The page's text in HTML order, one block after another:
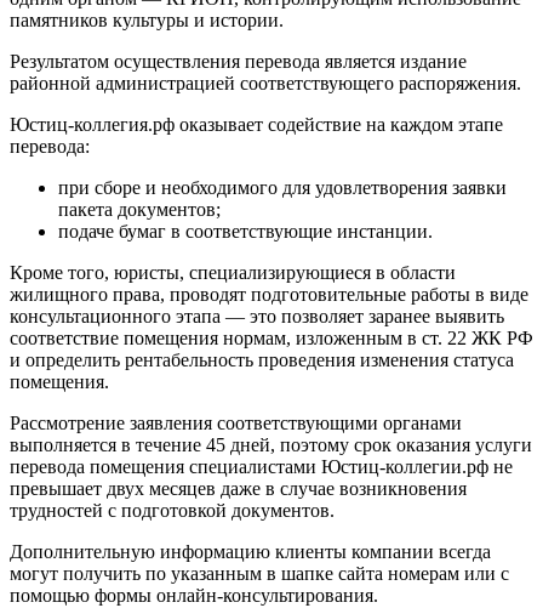
памятников культуры и истории.
Результатом осуществления перевода является издание
районной администрацией соответствующего распоряжения.
Юстиц-коллегия.рф оказывает содействие на каждом этапе
перевода:
при сборе и необходимого для удовлетворения заявки
пакета документов;
подаче бумаг в соответствующие инстанции.
Кроме того, юристы, специализирующиеся в области
жилищного права, проводят подготовительные работы в виде
консультационного этапа — это позволяет заранее выявить
соответствие помещения нормам, изложенным в ст. 22 ЖК РФ
и определить рентабельность проведения изменения статуса
помещения.
Рассмотрение заявления соответствующими органами
выполняется в течение 45 дней, поэтому срок оказания услуги
перевода помещения специалистами Юстиц-коллегии.рф не
превышает двух месяцев даже в случае возникновения
трудностей с подготовкой документов.
Дополнительную информацию клиенты компании всегда
могут получить по указанным в шапке сайта номерам или с
помощью формы онлайн-консультирования.